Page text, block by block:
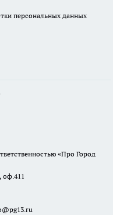
персональных данных
«Про Город
оф.411